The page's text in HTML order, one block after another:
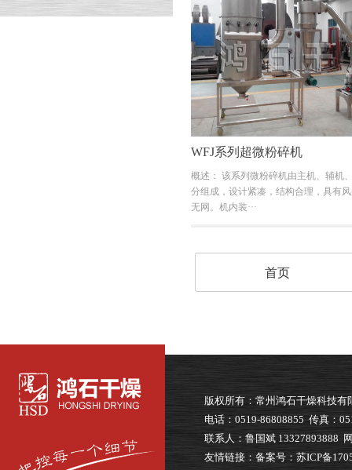
WFJ系列超微粉碎机
概述： 该系列微粉碎机由主机、辅机
分组成，设计紧凑，结构合理，具有
无网。机内装···
首页
版权所有：常州鸿石干燥科技
电话：0519-86808855 传真：
联系人：鲁国斌 13327893888
友情链接： 备案号：苏ICP备